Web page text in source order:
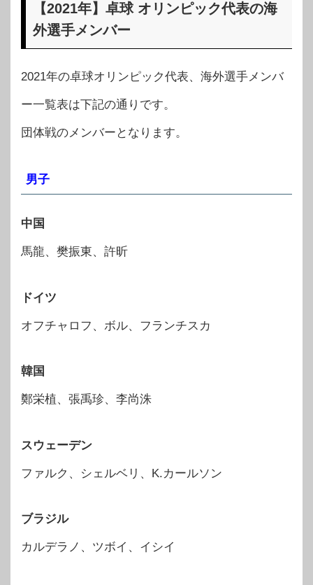
【2021年】卓球 オリンピック代表の海
外選手メンバー
2021年の卓球オリンピック代表、海外選手メンバ
ー一覧表は下記の通りです。
団体戦のメンバーとなります。
男子
中国
馬龍、樊振東、許昕
ドイツ
オフチャロフ、ボル、フランチスカ
韓国
鄭栄植、張禹珍、李尚洙
スウェーデン
ファルク、シェルベリ、K.カールソン
ブラジル
カルデラノ、ツボイ、イシイ